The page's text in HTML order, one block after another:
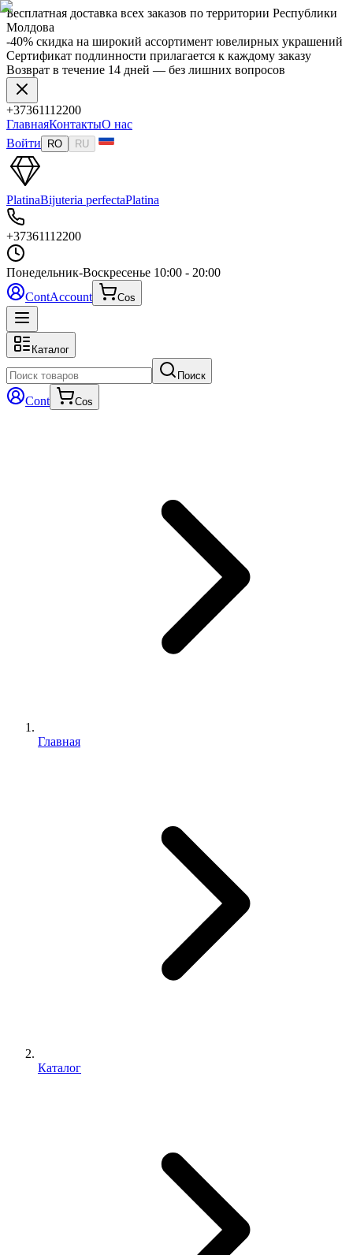
Бесплатная доставка всех заказов по территории Республики
Молдова
-40% скидка на широкий ассортимент ювелирных украшений
Сертификат подлинности прилагается к каждому заказу
Возврат в течение 14 дней — без лишних вопросов
+37361112200
ГлавнаяКонтактыО нас
Войти
RO RU
PlatinaBijuteria perfectaPlatina
+37361112200
Понедельник-Воскресенье 10:00 - 20:00
ContAccount Cos
Каталог
Поиск
Cont Cos
Главная
Каталог